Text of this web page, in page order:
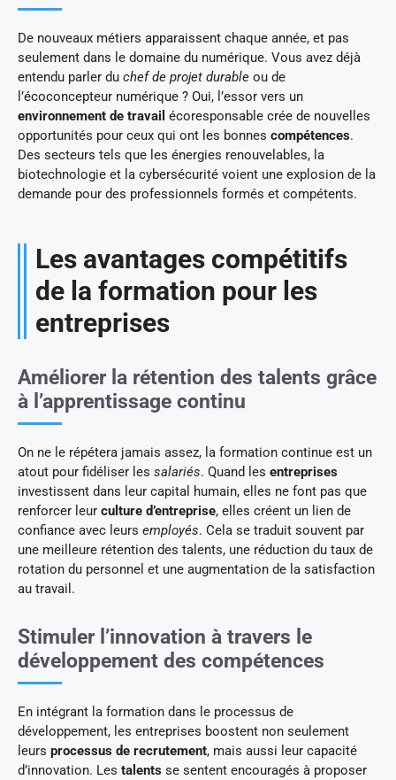
De nouveaux métiers apparaissent chaque année, et pas
seulement dans le domaine du numérique. Vous avez déjà
entendu parler du chef de projet durable ou de
l’écoconcepteur numérique ? Oui, l’essor vers un
environnement de travail écoresponsable crée de nouvelles
opportunités pour ceux qui ont les bonnes compétences.
Des secteurs tels que les énergies renouvelables, la
biotechnologie et la cybersécurité voient une explosion de la
demande pour des professionnels formés et compétents.
Les avantages compétitifs
de la formation pour les
entreprises
Améliorer la rétention des talents grâce
à l’apprentissage continu
On ne le répétera jamais assez, la formation continue est un
atout pour fidéliser les salariés. Quand les entreprises
investissent dans leur capital humain, elles ne font pas que
renforcer leur culture d’entreprise, elles créent un lien de
confiance avec leurs employés. Cela se traduit souvent par
une meilleure rétention des talents, une réduction du taux de
rotation du personnel et une augmentation de la satisfaction
au travail.
Stimuler l’innovation à travers le
développement des compétences
En intégrant la formation dans le processus de
développement, les entreprises boostent non seulement
leurs processus de recrutement, mais aussi leur capacité
d’innovation. Les talents se sentent encouragés à proposer